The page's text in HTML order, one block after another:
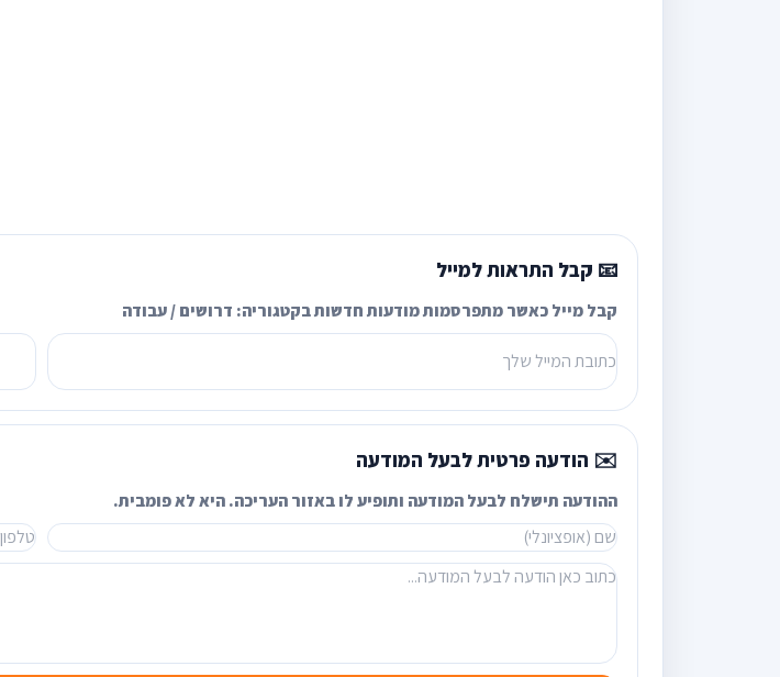
📧 קבל התראות למייל
קבל מייל כאשר מתפרסמות מודעות חדשות בקטגוריה: דרושים / עבודה
✉️ הודעה פרטית לבעל המודעה
ההודעה תישלח לבעל המודעה ותופיע לו באזור העריכה. היא לא פומבית.